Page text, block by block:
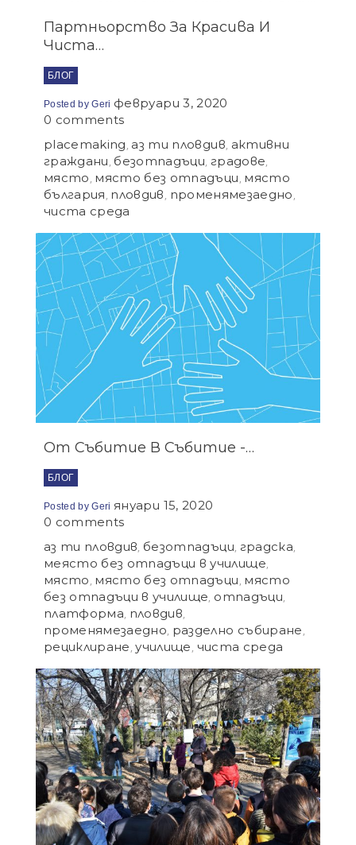
Партньорство За Красива И
Чиста…
БЛОГ
Posted byGeri февруари 3, 2020
0 comments
placemaking, аз ти пловдив, активни
граждани, безотпадъци, градове,
място, място без отпадъци, място
българия, пловдив, променямезаедно,
чиста среда
От Събитие В Събитие -…
БЛОГ
Posted byGeri януари 15, 2020
0 comments
аз ти пловдив, безотпадъци, градска,
меясто без отпадъци в училище,
място, място без отпадъци, място
без отпадъци в училище, отпадъци,
платформа, пловдив,
променямезаедно, разделно събиране,
рециклиране,училище, чиста среда